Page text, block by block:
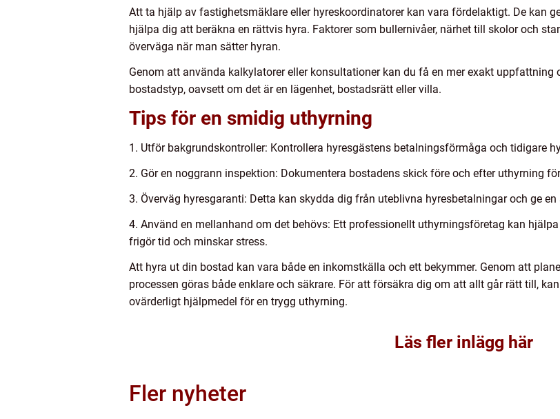
Att ta hjälp av fastighetsmäklare eller hyreskoordinatorer kan vara fördelaktigt. De kan
hjälpa dig att beräkna en rättvis hyra. Faktorer som bullernivåer, närhet till skolor och
överväga när man sätter hyran.
Genom att använda kalkylatorer eller konsultationer kan du få en mer exakt
bostadstyp, oavsett om det är en lägenhet, bostadsrätt eller villa.
Tips för en smidig uthyrning
1. Utför bakgrundskontroller: Kontrollera hyresgästens betalningsförmåga och tidigare
2. Gör en noggrann inspektion: Dokumentera bostadens skick före och efter uthyrning
3. Överväg hyresgaranti: Detta kan skydda dig från uteblivna hyresbetalningar och ge
4. Använd en mellanhand om det behövs: Ett professionellt uthyrningsföretag kan
frigör tid och minskar stress.
Att hyra ut din bostad kan vara både en inkomstkälla och ett bekymmer. Genom att
processen göras både enklare och säkrare. För att försäkra dig om att allt går rätt till,
ovärderligt hjälpmedel för en trygg uthyrning.
Läs fler inlägg här
Fler nyheter